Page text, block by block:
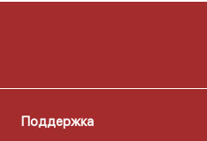
Поддержка